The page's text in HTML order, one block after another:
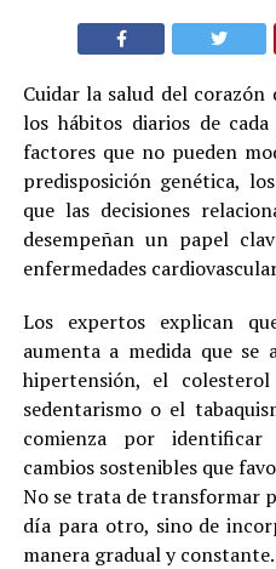
Cuidar la salud del corazón
los hábitos diarios de
factores que no pueden
predisposición genética,
que las decisiones
desempeñan un papel
enfermedades
Los expertos explican
aumenta a medida que se
hipertensión, el
sedentarismo o el
comienza por
cambios sostenibles que
No se trata de transformar
día para otro, sino de
manera gradual y constante.